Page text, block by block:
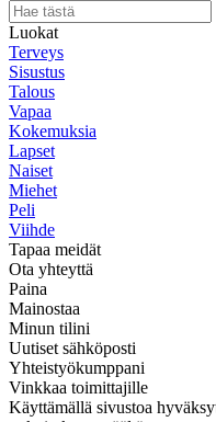
Luokat
Terveys
Sisustus
Talous
Vapaa
Kokemuksia
Lapset
Naiset
Miehet
Peli
Viihde
Tapaa meidät
Ota yhteyttä
Paina
Mainostaa
Minun tilini
Uutiset sähköposti
Yhteistyökumppani
Vinkkaa toimittajille
Käyttämällä sivustoa